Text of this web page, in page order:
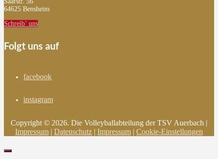
64625 Bensheim
Schreib’ uns
Folgt uns auf
facebook
instagram
Copyright © 2026. Die Volleyballabteilung der TSV Auerbach |
Impressum | Datenschutz | Impressum | Cookie-Einstellungen